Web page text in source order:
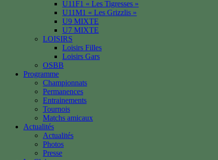
U11F1 « Les Tigresses »
U11M1 « Les Grizzlis »
U9 MIXTE
U7 MIXTE
LOISIRS
Loisirs Filles
Loisirs Gars
OSBB
Programme
Championnats
Permanences
Entrainements
Tournois
Matchs amicaux
Actualités
Actualités
Photos
Presse